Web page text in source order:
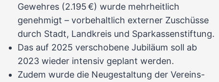
Gewehres (2.195 €) wurde mehrheitlich
genehmigt – vorbehaltlich externer Zuschüsse
durch Stadt, Landkreis und Sparkassenstiftung.
Das auf 2025 verschobene Jubiläum soll ab
2023 wieder intensiv geplant werden.
Zudem wurde die Neugestaltung der Vereins-